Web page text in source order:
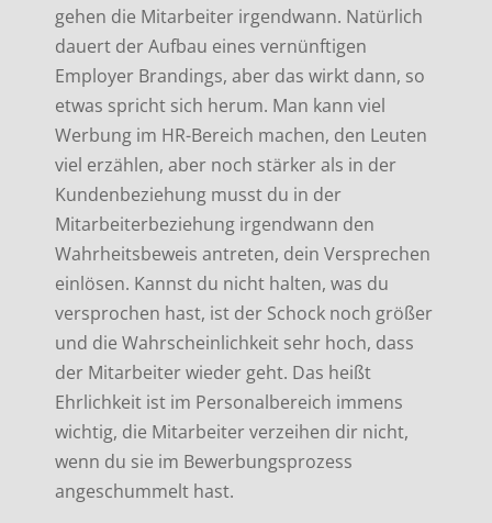
gehen die Mitarbeiter irgendwann. Natürlich
dauert der Aufbau eines vernünftigen
Employer Brandings, aber das wirkt dann, so
etwas spricht sich herum. Man kann viel
Werbung im HR-Bereich machen, den Leuten
viel erzählen, aber noch stärker als in der
Kundenbeziehung musst du in der
Mitarbeiterbeziehung irgendwann den
Wahrheitsbeweis antreten, dein Versprechen
einlösen. Kannst du nicht halten, was du
versprochen hast, ist der Schock noch größer
und die Wahrscheinlichkeit sehr hoch, dass
der Mitarbeiter wieder geht. Das heißt
Ehrlichkeit ist im Personalbereich immens
wichtig, die Mitarbeiter verzeihen dir nicht,
wenn du sie im Bewerbungsprozess
angeschummelt hast.